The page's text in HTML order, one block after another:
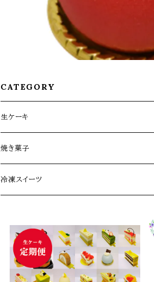
CATEGORY
生ケーキ
生ケーキ定期便
生ケーキ（全1回）
焼き菓子
お菓子缶シリーズ
冷凍スイーツ